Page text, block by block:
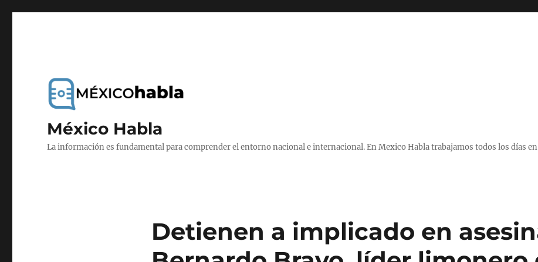
México Habla
La información es fundamental para comprender el entorno nacional e internacional. En Mexico Habla trabajamos todos los días
Detienen a implicado en